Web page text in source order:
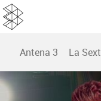
Antena 3 La